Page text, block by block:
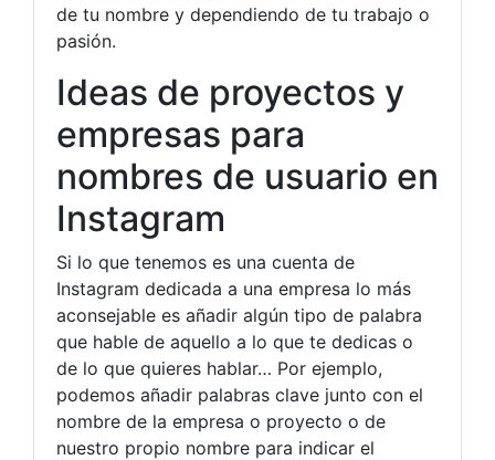
de tu nombre y dependiendo de tu trabajo o
pasión.
Ideas de proyectos y
empresas para
nombres de usuario en
Instagram
Si lo que tenemos es una cuenta de
Instagram dedicada a una empresa lo más
aconsejable es añadir algún tipo de palabra
que hable de aquello a lo que te dedicas o
de lo que quieres hablar… Por ejemplo,
podemos añadir palabras clave junto con el
nombre de la empresa o proyecto o de
nuestro propio nombre para indicar el